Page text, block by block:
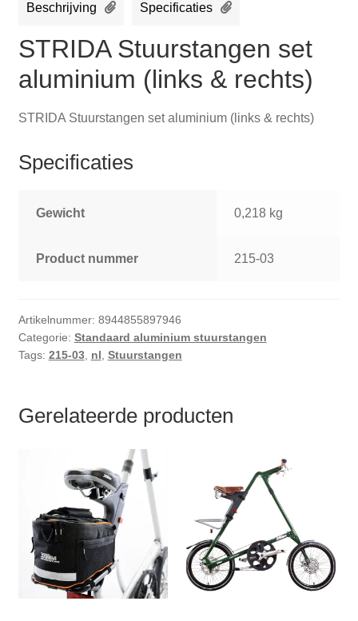
Beschrijving Specificaties
STRIDA Stuurstangen set
aluminium (links & rechts)
STRIDA Stuurstangen set aluminium (links & rechts)
Specificaties
Gewicht 0,218 kg
Product nummer 215-03
Artikelnummer: 8944855897946
Categorie: Standaard aluminium stuurstangen
Tags: 215-03, nl, Stuurstangen
Gerelateerde producten